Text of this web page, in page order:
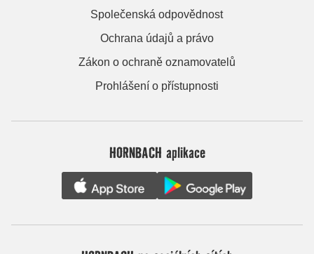
Společenská odpovědnost
Ochrana údajů a právo
Zákon o ochraně oznamovatelů
Prohlášení o přístupnosti
HORNBACH aplikace